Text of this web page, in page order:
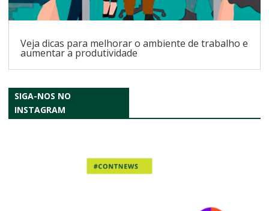
Veja dicas para melhorar o ambiente de trabalho e
aumentar a produtividade
SIGA-NOS NO
INSTAGRAM